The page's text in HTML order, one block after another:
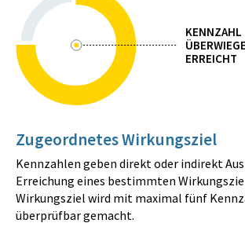
KENNZAHL
ERREICHT
Zugeordnetes Wirkungsziel
Kennzahlen geben direkt oder indirekt
Erreichung eines bestimmten
Wirkungsziel wird mit maximal fünf
überprüfbar gemacht.